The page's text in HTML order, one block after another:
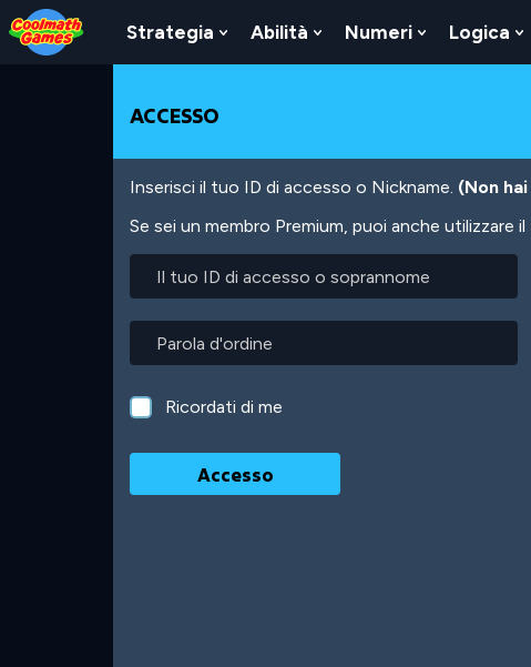
Skip
to
Top
Skip
to
Navigation
Skip
to
Main
Skip
to
Footer
Salta
al
contenuto
Strategia
Show
Submenu
Abilità
Show
Submenu
Numeri
Show
Submenu
Logica
ACCESSO
Inserisci il tuo ID di accesso o Nickname. (Non
Se sei un membro Premium, puoi anche utilizzare
tuo
di
accesso
o
soprannome
d'ordine
Ricordati di me